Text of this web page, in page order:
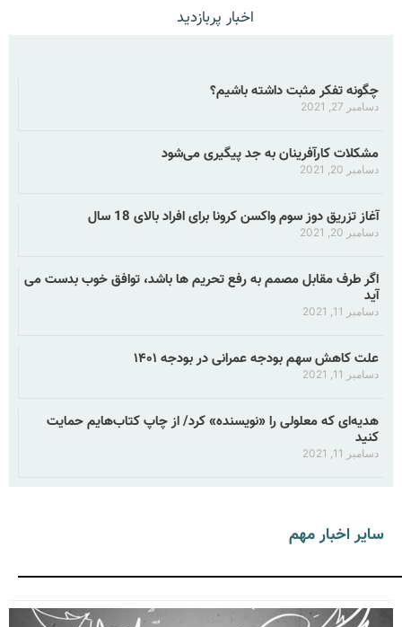
اخبار پربازدید
چگونه تفکر مثبت داشته باشیم؟
دسامبر 27, 2021
مشکلات کارآفرینان به جد پیگیری می‌شود
دسامبر 20, 2021
آغاز تزریق دوز سوم واکسن کرونا برای افراد بالای 18 سال
دسامبر 20, 2021
اگر طرف مقابل مصمم به رفع تحریم ها باشد، توافق خوب بدست می
آید
دسامبر 11, 2021
علت کاهش سهم بودجه عمرانی در بودجه ۱۴۰۱
دسامبر 11, 2021
هدیه‌ای که معلولی را «نویسنده» کرد/ از چاپ کتاب‌هایم حمایت
کنید
دسامبر 11, 2021
سایر اخبار مهم